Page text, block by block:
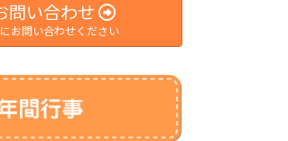
問い合わせ
お問い合わせください